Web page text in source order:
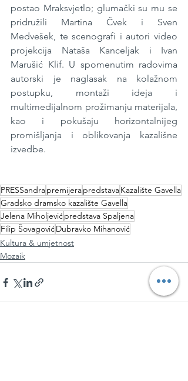
postao Mraksvjetlo; glumački su mu se
pridružili Martina Čvek i Sven
Medvešek, te scenografi i autori video
projekcija Nataša Kanceljak i Ivan
Marušić Klif. U spomenutim radovima
autorski je naglasak na kolažnom
postupku, montaži ideja i
multimedijalnom prožimanju materijala,
kao i pokušaju horizontalnijeg
promišljanja i oblikovanja kazališne
izvedbe.
PRESSandrapremijerapredstavaKazalište Gavella
Gradsko dramsko kazalište Gavella
Jelena Miholjevićpredstava Spaljena
Filip ŠovagovićDubravko Mihanović
Kultura & umjetnost
Mozaik